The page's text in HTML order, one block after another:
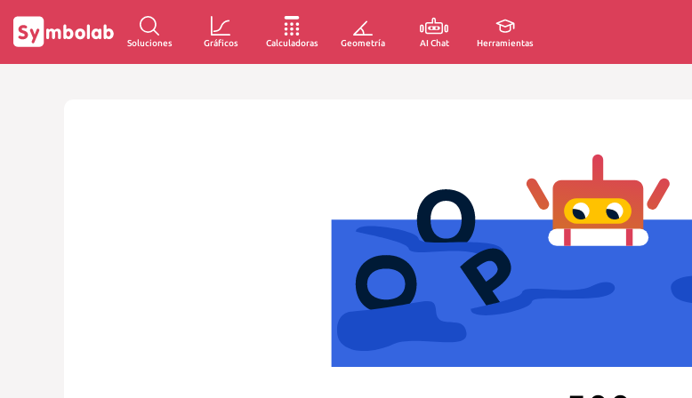
Soluciones Gráficos Calculadoras Geometría AI Chat Herramientas